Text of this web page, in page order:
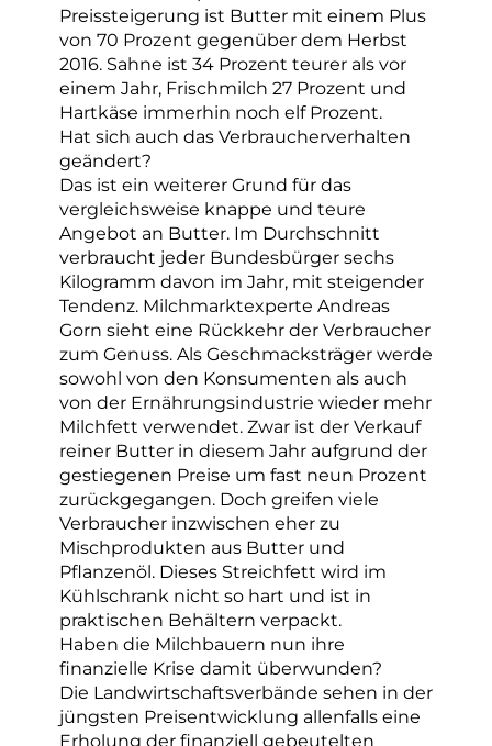
Preissteigerung ist Butter mit einem Plus
von 70 Prozent gegenüber dem Herbst
2016. Sahne ist 34 Prozent teurer als vor
einem Jahr, Frischmilch 27 Prozent und
Hartkäse immerhin noch elf Prozent.
Hat sich auch das Verbraucherverhalten
geändert?
Das ist ein weiterer Grund für das
vergleichsweise knappe und teure
Angebot an Butter. Im Durchschnitt
verbraucht jeder Bundesbürger sechs
Kilogramm davon im Jahr, mit steigender
Tendenz. Milchmarktexperte Andreas
Gorn sieht eine Rückkehr der Verbraucher
zum Genuss. Als Geschmacksträger werde
sowohl von den Konsumenten als auch
von der Ernährungsindustrie wieder mehr
Milchfett verwendet. Zwar ist der Verkauf
reiner Butter in diesem Jahr aufgrund der
gestiegenen Preise um fast neun Prozent
zurückgegangen. Doch greifen viele
Verbraucher inzwischen eher zu
Mischprodukten aus Butter und
Pflanzenöl. Dieses Streichfett wird im
Kühlschrank nicht so hart und ist in
praktischen Behältern verpackt.
Haben die Milchbauern nun ihre
finanzielle Krise damit überwunden?
Die Landwirtschaftsverbände sehen in der
jüngsten Preisentwicklung allenfalls eine
Erholung der finanziell gebeutelten